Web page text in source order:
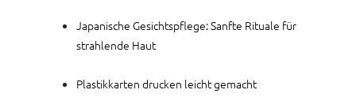
Japanische Gesichtspflege: Sanfte Rituale für
strahlende Haut
Plastikkarten drucken leicht gemacht